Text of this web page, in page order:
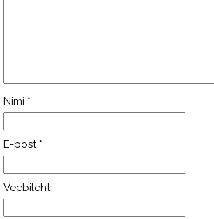
Nimi *
E-post *
Veebileht